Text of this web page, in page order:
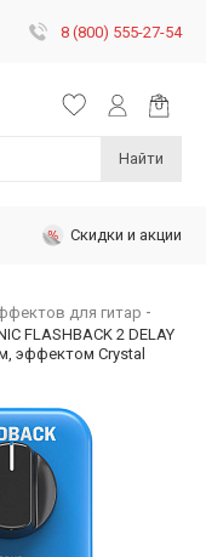
8 (800) 555-27-54
Найти
Скидки и акции
для гитар
FLASHBACK 2 DELAY
эффектом Crystal